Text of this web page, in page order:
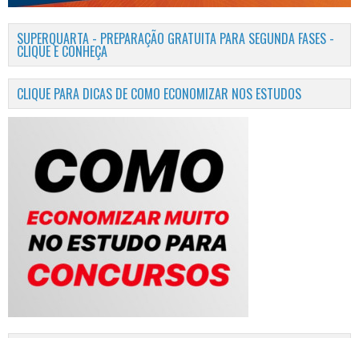
SUPERQUARTA - PREPARAÇÃO GRATUITA PARA SEGUNDA FASES -
CLIQUE E CONHEÇA
CLIQUE PARA DICAS DE COMO ECONOMIZAR NOS ESTUDOS